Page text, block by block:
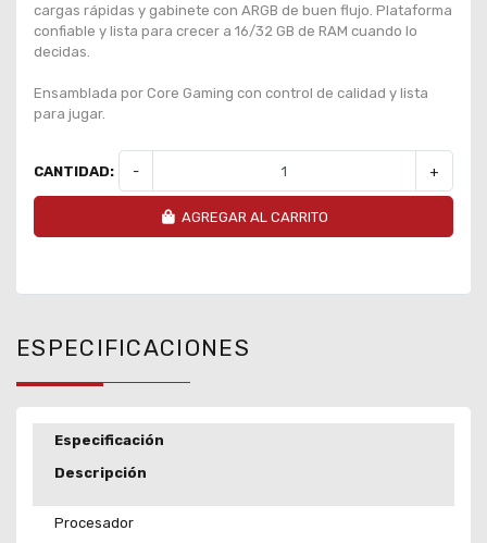
cargas rápidas y gabinete con ARGB de buen flujo. Plataforma
confiable y lista para crecer a 16/32 GB de RAM cuando lo
decidas.
Ensamblada por Core Gaming con control de calidad y lista
para jugar.
CANTIDAD: - +
AGREGAR AL CARRITO
ESPECIFICACIONES
Especificación
Descripción
Procesador